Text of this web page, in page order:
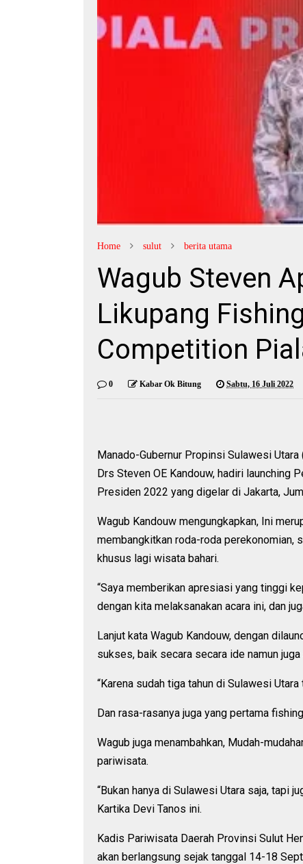
Home sulut berita utama
Wagub Steven
Likupang
Competition
0 Kabar Ok Bitung Sabtu, 16 Juli 2022
Manado-Gubernur Propinsi Sulawesi
Drs Steven OE Kandouw, hadiri launching
Presiden 2022 yang digelar di Jakarta,
Wagub Kandouw mengungkapkan, Ini
membangkitkan roda-roda
khusus lagi wisata bahari.
“Saya memberikan apresiasi yang tinggi
dengan kita melaksanakan acara ini, dan
Lanjut kata Wagub Kandouw, dengan
sukses, baik secara secara ide namun
“Karena sudah tiga tahun di Sulawesi
Dan rasa-rasanya juga yang pertama
Wagub juga menambahkan, Mudah-
pariwisata.
“Bukan hanya di Sulawesi Utara saja, tapi
Kartika Devi Tanos ini.
Kadis Pariwisata Daerah Provinsi Sulut
akan berlangsung sejak tanggal 14-18